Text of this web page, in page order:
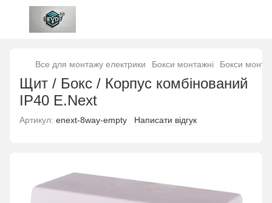
Все для монтажу електрики Бокси монтажні Бокси
Щит / Бокс / Корпус комбінований
IP40 E.Next
Артикул: enext-8way-empty Написати відгук